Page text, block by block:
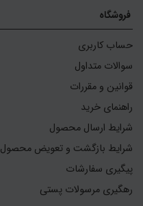
فروشگاه
حساب کاربری
سوالات متداول
قوانین و مقررات
راهنمای خرید
شرایط ارسال محصول
شرایط بازگشت و تعویض محصول
پیگیری سفارشات
رهگیری مرسولات پستی